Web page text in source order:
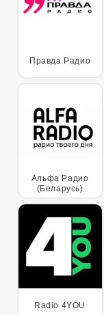
Правда Радио
Альфа Радио
(Беларусь)
Radio 4YOU